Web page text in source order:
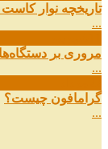
تاریخچه نوار
...
مروری بر
...
گرامافون چیست؟
...